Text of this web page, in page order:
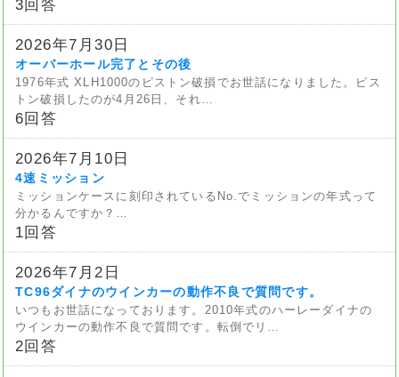
3回答
2026年7月30日
オーバーホール完了とその後
1976年式 XLH1000のピストン破損でお世話になりました。ピス
トン破損したのが4月26日、それ…
6回答
2026年7月10日
4速ミッション
ミッションケースに刻印されているNo.でミッションの年式って
分かるんですか？…
1回答
2026年7月2日
TC96ダイナのウインカーの動作不良で質問です。
いつもお世話になっております。2010年式のハーレーダイナの
ウインカーの動作不良で質問です。転倒でリ…
2回答